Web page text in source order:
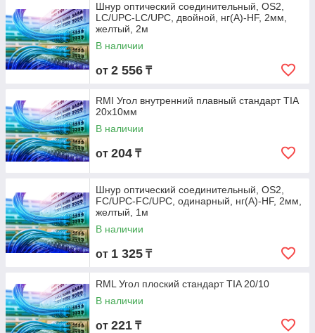
Шнур оптический соединительный, OS2,
LC/UPC-LC/UPC, двойной, нг(А)-HF, 2мм,
желтый, 2м
В наличии
от 2 556 ₸
RMI Угол внутренний плавный стандарт TIA
20х10мм
В наличии
от 204 ₸
Шнур оптический соединительный, OS2,
FC/UPC-FC/UPC, одинарный, нг(А)-HF, 2мм,
желтый, 1м
В наличии
от 1 325 ₸
RML Угол плоский стандарт TIA 20/10
В наличии
от 221 ₸